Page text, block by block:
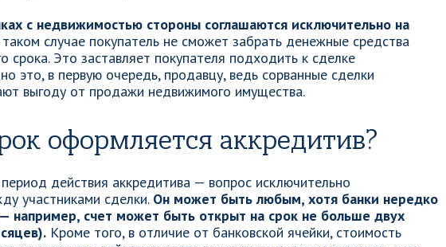
с недвижимостью стороны соглашаются исключительно на
случае покупатель не сможет забрать денежные средства
срока. Это заставляет покупателя подходить к сделке
это, в первую очередь, продавцу, ведь сорванные сделки
выгоду от продажи недвижимого имущества.
оформляется аккредитив?
действия аккредитива — вопрос исключительно
участниками сделки. Он может быть любым, хотя банки нередко
например, счет может быть открыт на срок не больше двух
Кроме того, в отличие от банковской ячейки, стоимость